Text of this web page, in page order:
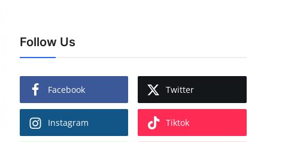
Follow Us
Facebook Twitter
Instagram Tiktok